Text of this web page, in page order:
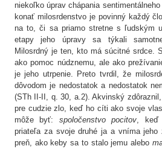
niekoľko úprav chápania
konať milosrdenstvo je povinný každý
na to, či sa priamo stretne s ľudským
etapy jeho úpravy sa týkali
Milosrdný je ten, kto má súcitné srdce.
ako pomoc núdznemu, ale ako
je jeho utrpenie. Preto tvrdil, že
dôvodom je nedostatok a nedostatok
(STh II-II, q. 30, a.2). Akvinský
pre cudzie zlo, keď ho cíti ako svoje
môže byť: spoločenstvo pocitov, keď
priateľa za svoje druhé ja a vníma
preň, ako keby sa to stalo jemu alebo